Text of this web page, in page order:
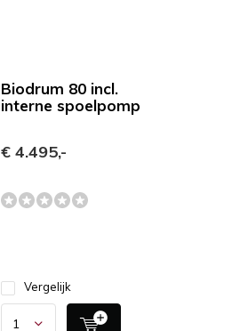
Biodrum 80 incl.
interne spoelpomp
€ 4.495,-
Vergelijk